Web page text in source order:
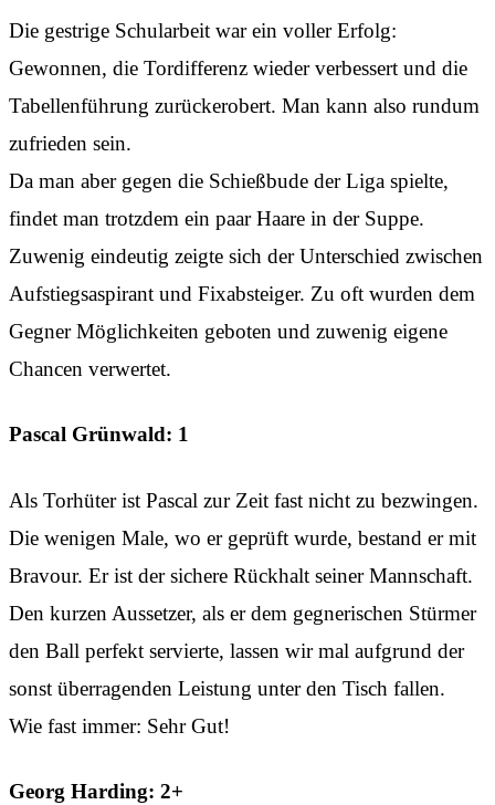
Die gestrige Schularbeit war ein voller Erfolg:
Gewonnen, die Tordifferenz wieder verbessert und die
Tabellenführung zurückerobert. Man kann also rundum
zufrieden sein.
Da man aber gegen die Schießbude der Liga spielte,
findet man trotzdem ein paar Haare in der Suppe.
Zuwenig eindeutig zeigte sich der Unterschied zwischen
Aufstiegsaspirant und Fixabsteiger. Zu oft wurden dem
Gegner Möglichkeiten geboten und zuwenig eigene
Chancen verwertet.
Pascal Grünwald: 1
Als Torhüter ist Pascal zur Zeit fast nicht zu bezwingen.
Die wenigen Male, wo er geprüft wurde, bestand er mit
Bravour. Er ist der sichere Rückhalt seiner Mannschaft.
Den kurzen Aussetzer, als er dem gegnerischen Stürmer
den Ball perfekt servierte, lassen wir mal aufgrund der
sonst überragenden Leistung unter den Tisch fallen.
Wie fast immer: Sehr Gut!
Georg Harding: 2+